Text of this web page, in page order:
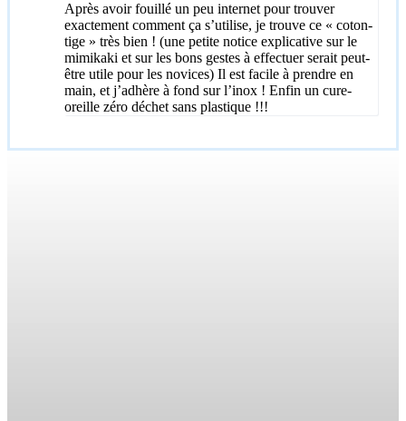
Après avoir fouillé un peu internet pour trouver
exactement comment ça s’utilise, je trouve ce « coton-
tige » très bien ! (une petite notice explicative sur le
mimikaki et sur les bons gestes à effectuer serait peut-
être utile pour les novices) Il est facile à prendre en
main, et j’adhère à fond sur l’inox ! Enfin un cure-
oreille zéro déchet sans plastique !!!